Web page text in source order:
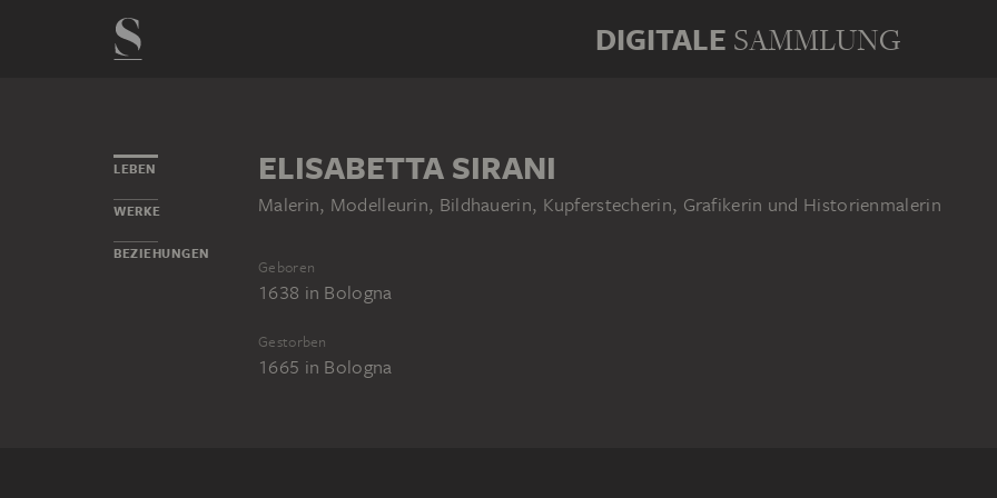
DIGITALE SAMMLUNG
LEBEN
WERKE
BEZIEHUNGEN
ELISABETTA SIRANI
Malerin, Modelleurin, Bildhauerin, Kupferstecherin, Grafikerin und Historienmalerin
Geboren
1638 in Bologna
Gestorben
1665 in Bologna